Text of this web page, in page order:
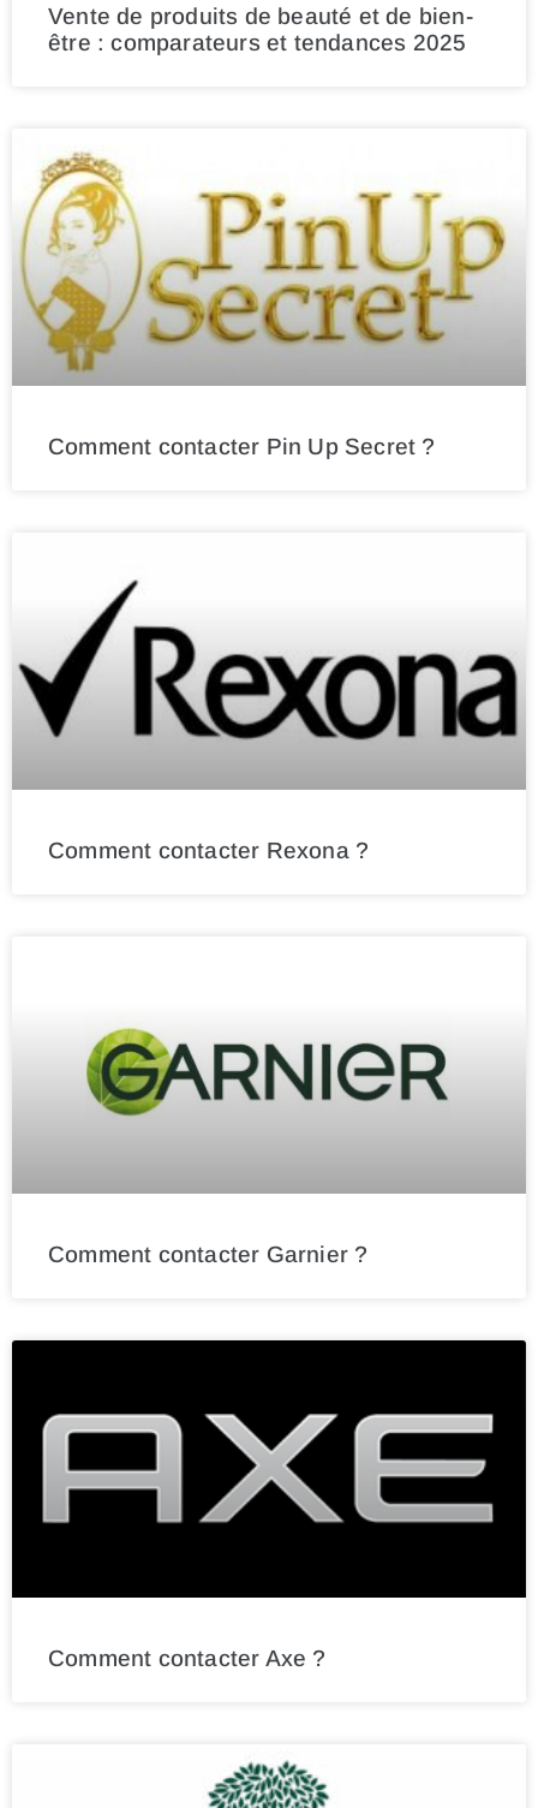
Vente de produits de beauté et de bien-
être : comparateurs et tendances 2025
Comment contacter Pin Up Secret ?
Comment contacter Rexona ?
Comment contacter Garnier ?
Comment contacter Axe ?